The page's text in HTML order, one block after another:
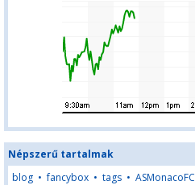
Népszerű tartalmak
blog •fancybox • tags • ASMonacoFC